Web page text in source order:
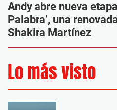
Andy abre nueva
Palabra’, una
Shakira Martínez
Lo más visto